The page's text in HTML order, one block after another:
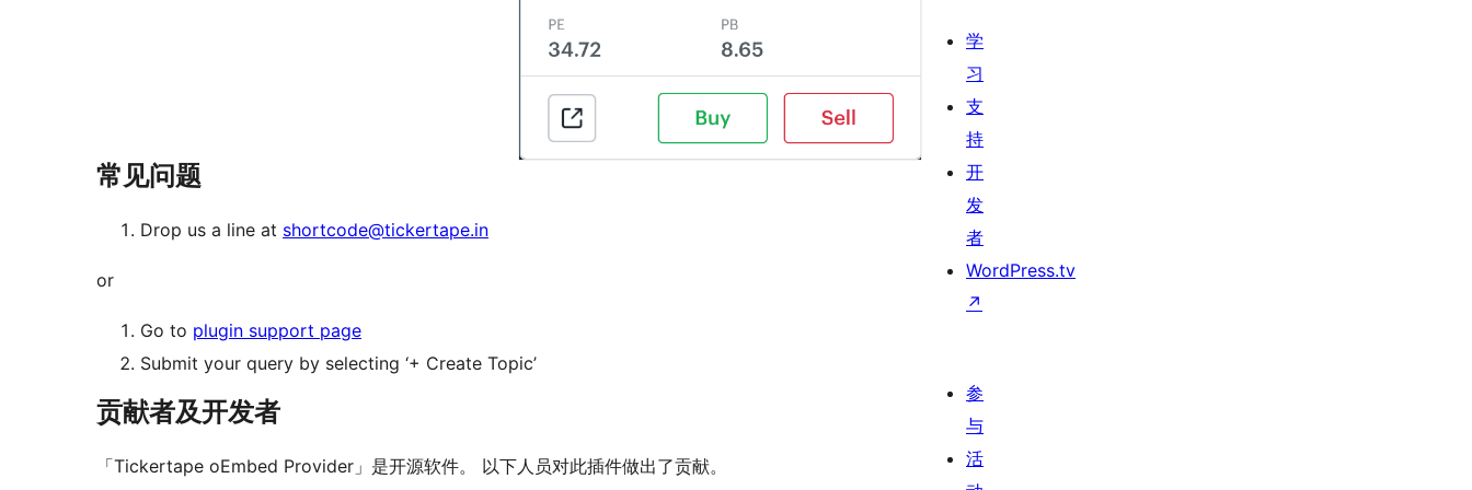
常见问题
Drop us a line at shortcode@tickertape.in
or
Go to plugin support page
Submit your query by selecting ‘+ Create Topic’
贡献者及开发者
「Tickertape oEmbed Provider」是开源软件。 以下人员对此插件做出了贡献。
学
习
支
持
开
发
者
WordPress.tv
↗
参
与
活